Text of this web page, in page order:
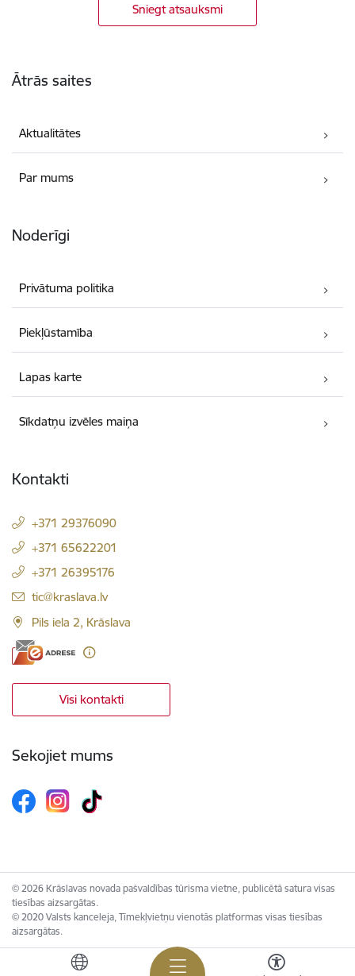
Sniegt atsauksmi
Ātrās saites
Aktualitātes
Par mums
Noderīgi
Privātuma politika
Piekļūstamība
Lapas karte
Sīkdatņu izvēles maiņa
Kontakti
+371 29376090
+371 65622201
+371 26395176
E-pasts:
tic@kraslava.lv
Pils iela 2, Krāslava
Visi kontakti
Sekojiet mums
© 2026 Krāslavas novada pašvaldības tūrisma vietne, publicētā satura visas
tiesības aizsargātas.
© 2020 Valsts kanceleja, Tīmekļvietņu vienotās platformas visas tiesības
aizsargātas.